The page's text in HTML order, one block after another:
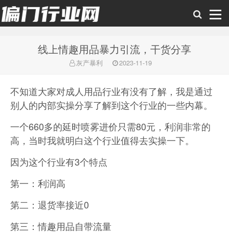
偏门行业网
线上情趣用品暴力引流，干货分享
灰产暴利 2023-11-19
不知道大家对成人用品行业有没有了解，我是通过
别人的内部实操分享了解到这个行业的一些内幕。
一个660多的延时喷雾进价只需80元，利润非常的
高，当时我就明白这个行业值得去实操一下。
因为这个行业有3个特点
第一：利润高
第二：退货率接近0
第三：情趣用品自带流量